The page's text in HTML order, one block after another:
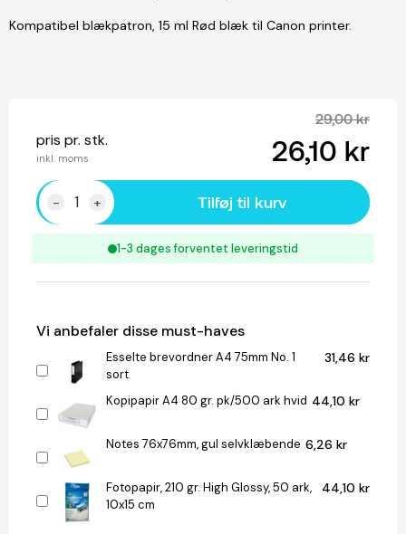
Kompatibel blækpatron, 15 ml Rød blæk til Canon printer.
29,00 kr
pris pr. stk.
inkl. moms 26,10 kr
- + Tilføj til kurv
1-3 dages forventet leveringstid
Vi anbefaler disse must-haves
Esselte brevordner A4 75mm No. 1
sort
31,46 kr
Kopipapir A4 80 gr. pk/500 ark hvid 44,10 kr
Notes 76x76mm, gul selvklæbende 6,26 kr
Fotopapir, 210 gr. High Glossy, 50 ark,
10x15 cm
44,10 kr